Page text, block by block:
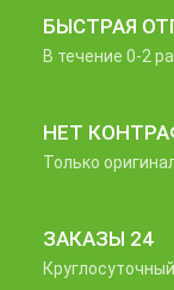
БЫСТРАЯ
В течение 0-2
НЕТ
Только
ЗАКАЗЫ 24